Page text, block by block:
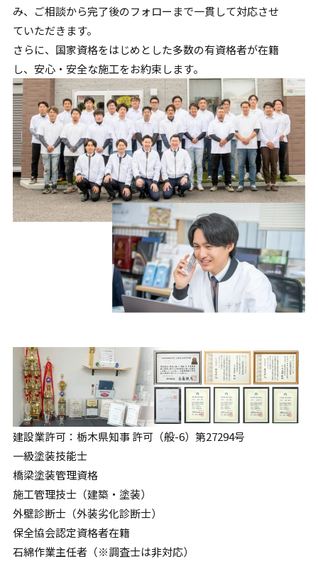
み、 ご相談から完了後のフォローまで一貫して対応させ
ていただきます。
さらに、国家資格をはじめとした多数の有資格者が在籍
し、 安心・安全な施工をお約束します。
建設業許可：栃木県知事 許可（般-6）第27294号
一級塗装技能士
橋梁塗装管理資格
施工管理技士（建築・塗装）
外壁診断士（外装劣化診断士）
保全協会認定資格者在籍
石綿作業主任者（※調査士は非対応）